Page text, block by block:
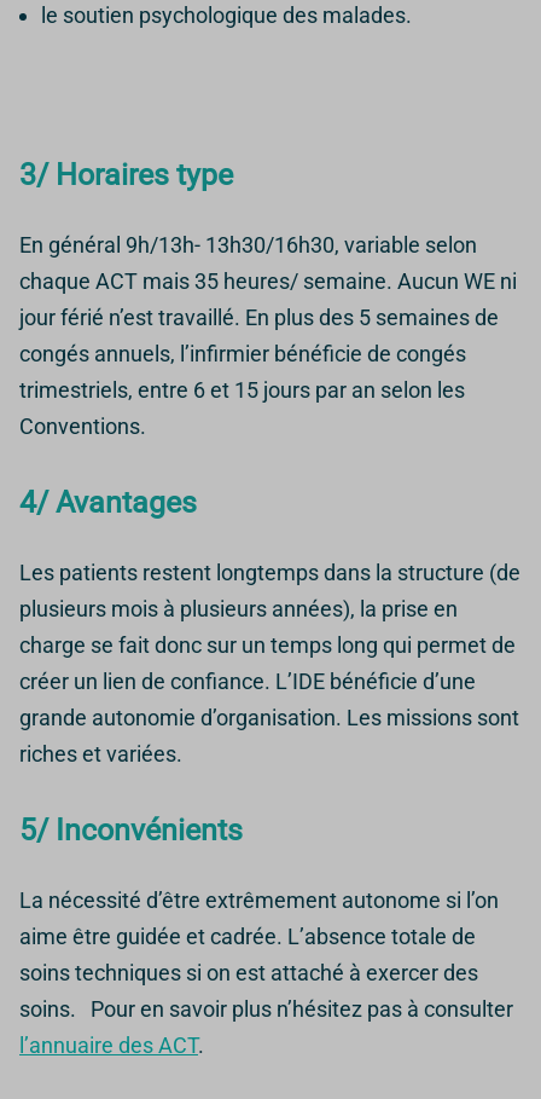
le soutien psychologique des malades.
3/ Horaires type
En général 9h/13h- 13h30/16h30, variable selon
chaque ACT mais 35 heures/ semaine. Aucun WE ni
jour férié n’est travaillé. En plus des 5 semaines de
congés annuels, l’infirmier bénéficie de congés
trimestriels, entre 6 et 15 jours par an selon les
Conventions.
4/ Avantages
Les patients restent longtemps dans la structure (de
plusieurs mois à plusieurs années), la prise en
charge se fait donc sur un temps long qui permet de
créer un lien de confiance. L’IDE bénéficie d’une
grande autonomie d’organisation. Les missions sont
riches et variées.
5/ Inconvénients
La nécessité d’être extrêmement autonome si l’on
aime être guidée et cadrée. L’absence totale de
soins techniques si on est attaché à exercer des
soins. Pour en savoir plus n’hésitez pas à consulter
l’annuaire des ACT.